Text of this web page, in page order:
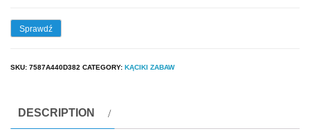
Sprawdź
SKU: 7587A440D382 CATEGORY: KĄCIKI ZABAW
DESCRIPTION